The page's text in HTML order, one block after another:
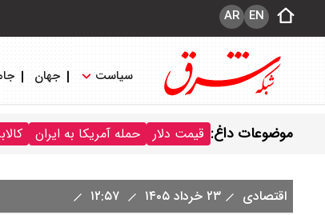
EN
AR
سیاست جهان
موضوعات داغ: قیمت دلار حمله آمریکا به ایران
اقتصادی ۲۳ خرداد ۱۴۰۵